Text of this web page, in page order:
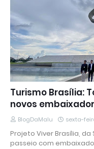
Turismo Brasília:
novos
BlogDaMalu sexta-
Projeto Viver Brasília,
passeio com